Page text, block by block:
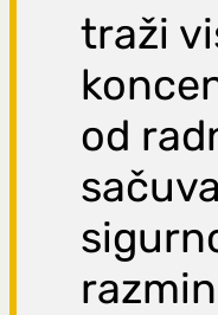
traži
od